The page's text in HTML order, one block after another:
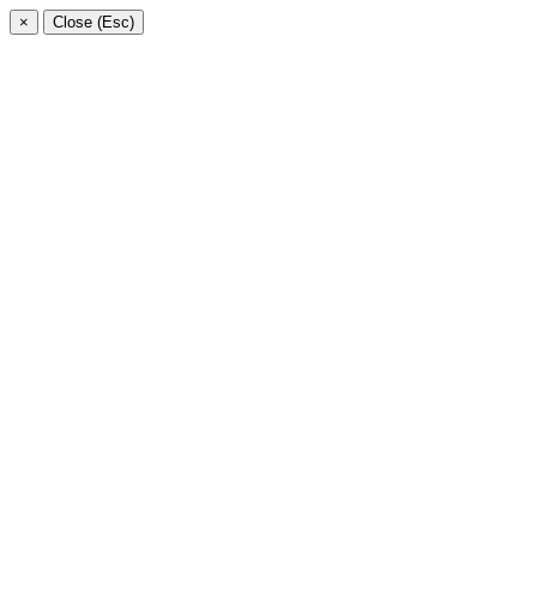
× Close (Esc)